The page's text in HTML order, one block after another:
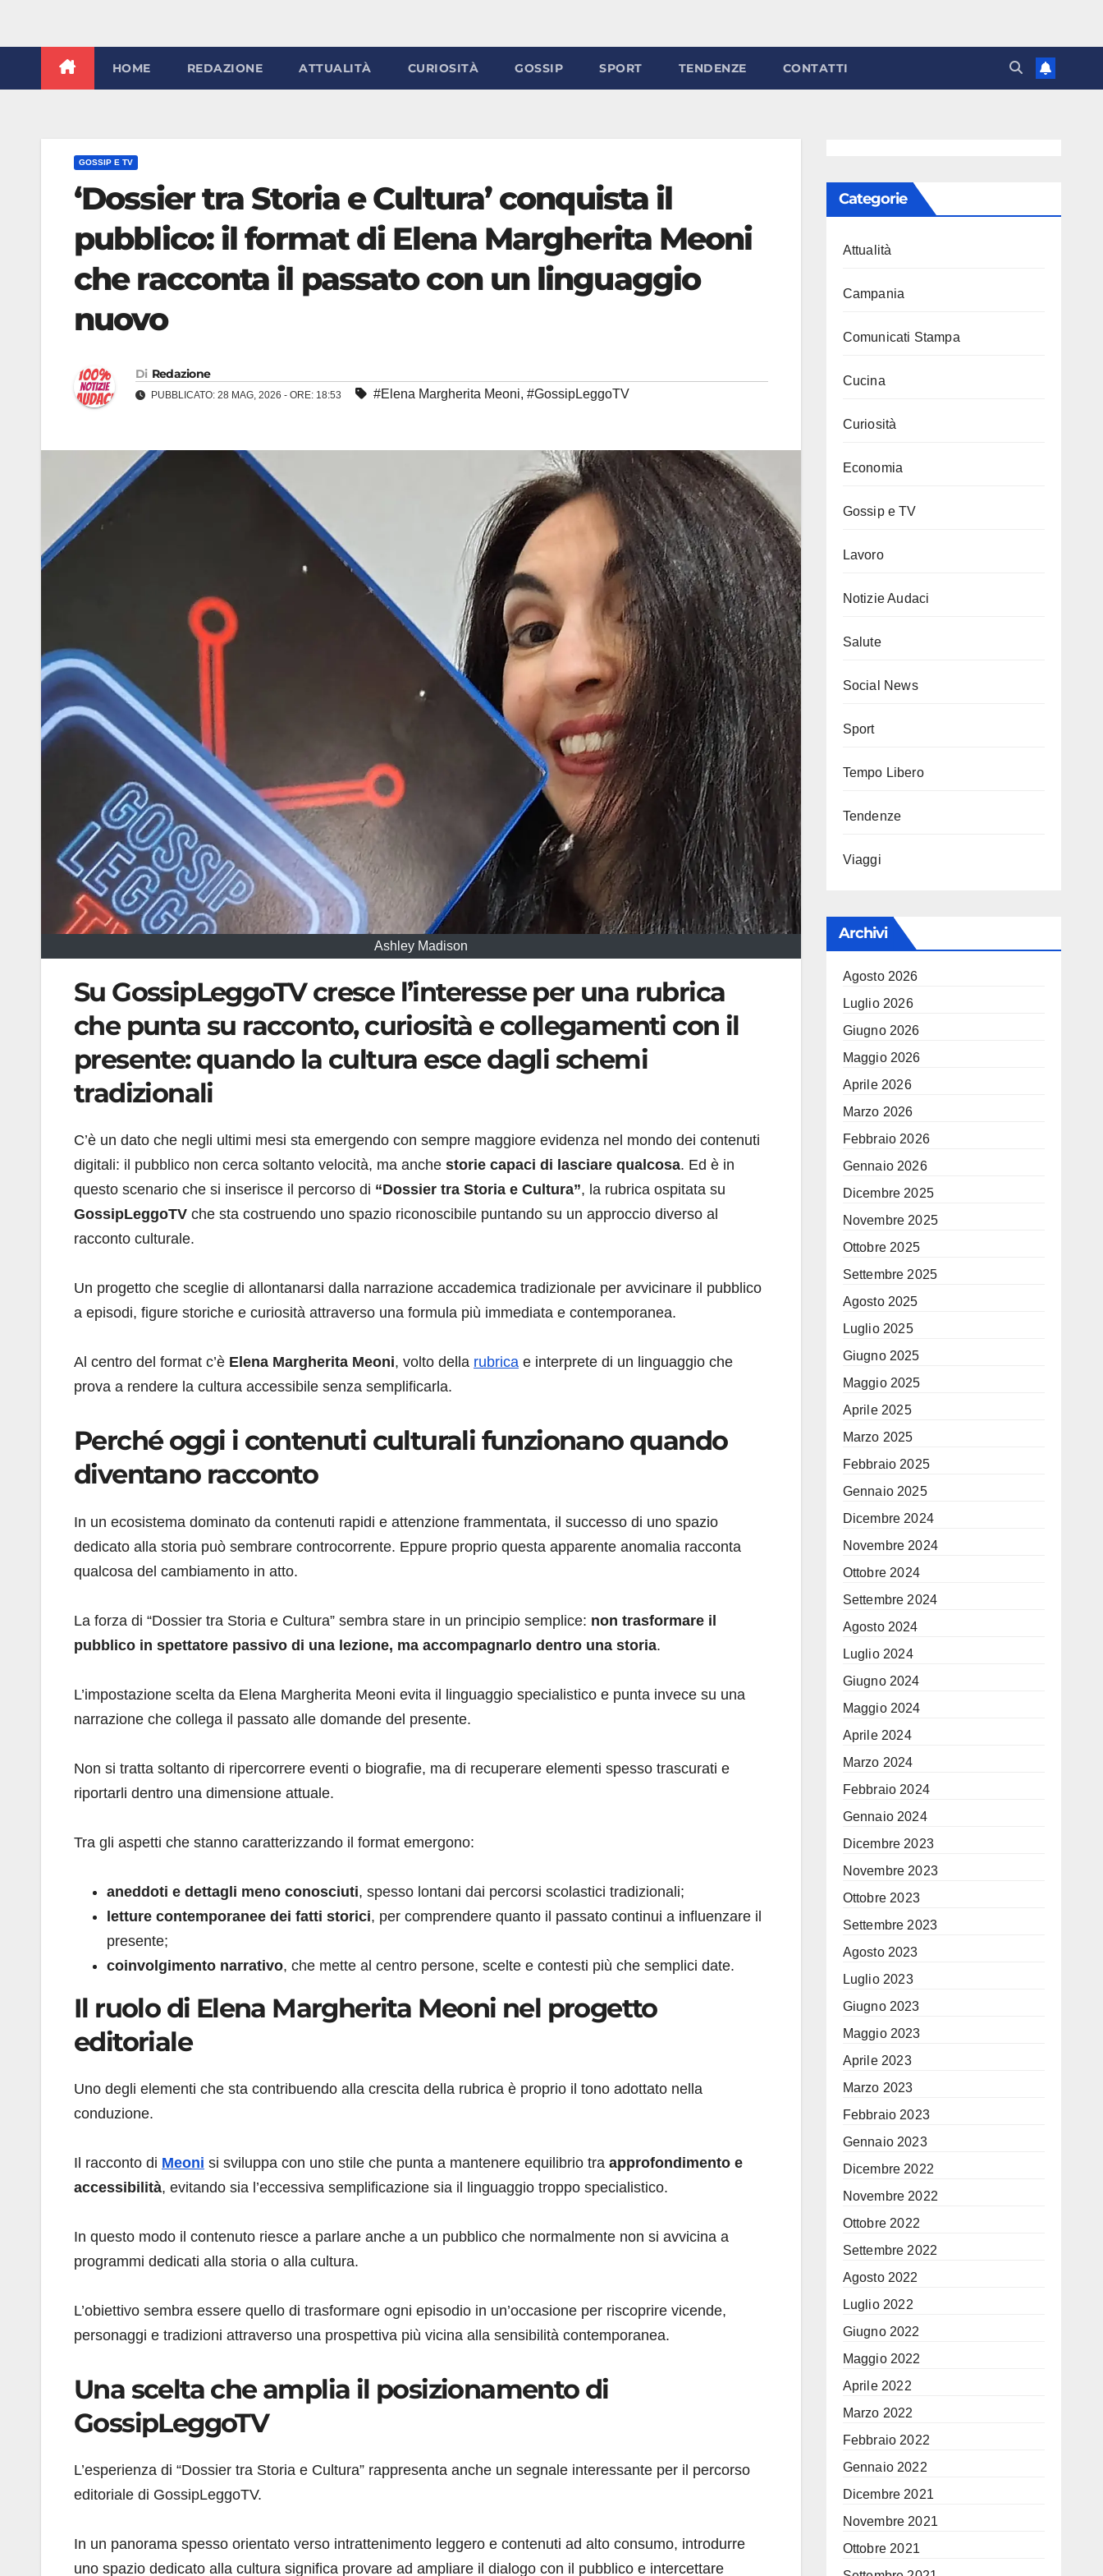
HOME REDAZIONE ATTUALITÀ CURIOSITÀ GOSSIP SPORT TENDENZE CONTATTI
GOSSIP E TV
‘Dossier tra Storia e Cultura’ conquista il
pubblico: il format di Elena Margherita Meoni
che racconta il passato con un linguaggio
nuovo
Di Redazione
PUBBLICATO: 28 MAG, 2026 - ORE: 18:53 #Elena Margherita Meoni, #GossipLeggoTV
Ashley Madison
Su GossipLeggoTV cresce l’interesse per una rubrica
che punta su racconto, curiosità e collegamenti con il
presente: quando la cultura esce dagli schemi
tradizionali
C’è un dato che negli ultimi mesi sta emergendo con sempre maggiore evidenza nel mondo dei contenuti
digitali: il pubblico non cerca soltanto velocità, ma anche storie capaci di lasciare qualcosa. Ed è in
questo scenario che si inserisce il percorso di “Dossier tra Storia e Cultura”, la rubrica ospitata su
GossipLeggoTV che sta costruendo uno spazio riconoscibile puntando su un approccio diverso al
racconto culturale.
Un progetto che sceglie di allontanarsi dalla narrazione accademica tradizionale per avvicinare il pubblico
a episodi, figure storiche e curiosità attraverso una formula più immediata e contemporanea.
Al centro del format c’è Elena Margherita Meoni, volto della rubrica e interprete di un linguaggio che
prova a rendere la cultura accessibile senza semplificarla.
Perché oggi i contenuti culturali funzionano quando
diventano racconto
In un ecosistema dominato da contenuti rapidi e attenzione frammentata, il successo di uno spazio
dedicato alla storia può sembrare controcorrente. Eppure proprio questa apparente anomalia racconta
qualcosa del cambiamento in atto.
La forza di “Dossier tra Storia e Cultura” sembra stare in un principio semplice: non trasformare il
pubblico in spettatore passivo di una lezione, ma accompagnarlo dentro una storia.
L’impostazione scelta da Elena Margherita Meoni evita il linguaggio specialistico e punta invece su una
narrazione che collega il passato alle domande del presente.
Non si tratta soltanto di ripercorrere eventi o biografie, ma di recuperare elementi spesso trascurati e
riportarli dentro una dimensione attuale.
Tra gli aspetti che stanno caratterizzando il format emergono:
aneddoti e dettagli meno conosciuti, spesso lontani dai percorsi scolastici tradizionali;
letture contemporanee dei fatti storici, per comprendere quanto il passato continui a influenzare il
presente;
coinvolgimento narrativo, che mette al centro persone, scelte e contesti più che semplici date.
Il ruolo di Elena Margherita Meoni nel progetto
editoriale
Uno degli elementi che sta contribuendo alla crescita della rubrica è proprio il tono adottato nella
conduzione.
Il racconto di Meoni si sviluppa con uno stile che punta a mantenere equilibrio tra approfondimento e
accessibilità, evitando sia l’eccessiva semplificazione sia il linguaggio troppo specialistico.
In questo modo il contenuto riesce a parlare anche a un pubblico che normalmente non si avvicina a
programmi dedicati alla storia o alla cultura.
L’obiettivo sembra essere quello di trasformare ogni episodio in un’occasione per riscoprire vicende,
personaggi e tradizioni attraverso una prospettiva più vicina alla sensibilità contemporanea.
Una scelta che amplia il posizionamento di
GossipLeggoTV
L’esperienza di “Dossier tra Storia e Cultura” rappresenta anche un segnale interessante per il percorso
editoriale di GossipLeggoTV.
In un panorama spesso orientato verso intrattenimento leggero e contenuti ad alto consumo, introdurre
uno spazio dedicato alla cultura significa provare ad ampliare il dialogo con il pubblico e intercettare
Categorie
Attualità
Campania
Comunicati Stampa
Cucina
Curiosità
Economia
Gossip e TV
Lavoro
Notizie Audaci
Salute
Social News
Sport
Tempo Libero
Tendenze
Viaggi
Archivi
Agosto 2026
Luglio 2026
Giugno 2026
Maggio 2026
Aprile 2026
Marzo 2026
Febbraio 2026
Gennaio 2026
Dicembre 2025
Novembre 2025
Ottobre 2025
Settembre 2025
Agosto 2025
Luglio 2025
Giugno 2025
Maggio 2025
Aprile 2025
Marzo 2025
Febbraio 2025
Gennaio 2025
Dicembre 2024
Novembre 2024
Ottobre 2024
Settembre 2024
Agosto 2024
Luglio 2024
Giugno 2024
Maggio 2024
Aprile 2024
Marzo 2024
Febbraio 2024
Gennaio 2024
Dicembre 2023
Novembre 2023
Ottobre 2023
Settembre 2023
Agosto 2023
Luglio 2023
Giugno 2023
Maggio 2023
Aprile 2023
Marzo 2023
Febbraio 2023
Gennaio 2023
Dicembre 2022
Novembre 2022
Ottobre 2022
Settembre 2022
Agosto 2022
Luglio 2022
Giugno 2022
Maggio 2022
Aprile 2022
Marzo 2022
Febbraio 2022
Gennaio 2022
Dicembre 2021
Novembre 2021
Ottobre 2021